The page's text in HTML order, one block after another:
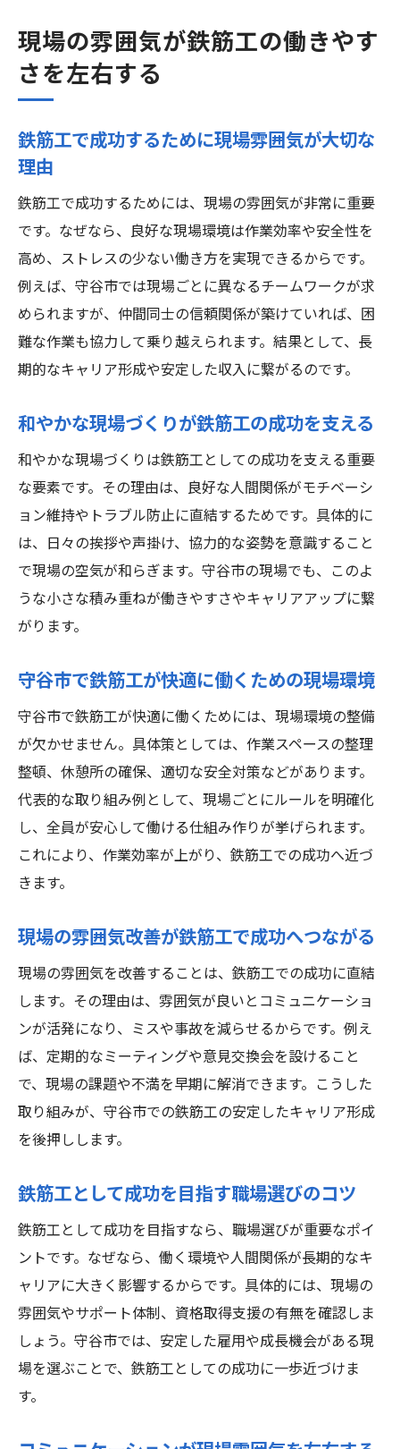
現場の雰囲気が鉄筋工の働きやす
さを左右する
鉄筋工で成功するために現場雰囲気が大切な
理由
鉄筋工で成功するためには、現場の雰囲気が非常に重要
です。なぜなら、良好な現場環境は作業効率や安全性を
高め、ストレスの少ない働き方を実現できるからです。
例えば、守谷市では現場ごとに異なるチームワークが求
められますが、仲間同士の信頼関係が築けていれば、困
難な作業も協力して乗り越えられます。結果として、長
期的なキャリア形成や安定した収入に繋がるのです。
和やかな現場づくりが鉄筋工の成功を支える
和やかな現場づくりは鉄筋工としての成功を支える重要
な要素です。その理由は、良好な人間関係がモチベーシ
ョン維持やトラブル防止に直結するためです。具体的に
は、日々の挨拶や声掛け、協力的な姿勢を意識すること
で現場の空気が和らぎます。守谷市の現場でも、このよ
うな小さな積み重ねが働きやすさやキャリアアップに繋
がります。
守谷市で鉄筋工が快適に働くための現場環境
守谷市で鉄筋工が快適に働くためには、現場環境の整備
が欠かせません。具体策としては、作業スペースの整理
整頓、休憩所の確保、適切な安全対策などがあります。
代表的な取り組み例として、現場ごとにルールを明確化
し、全員が安心して働ける仕組み作りが挙げられます。
これにより、作業効率が上がり、鉄筋工での成功へ近づ
きます。
現場の雰囲気改善が鉄筋工で成功へつながる
現場の雰囲気を改善することは、鉄筋工での成功に直結
します。その理由は、雰囲気が良いとコミュニケーショ
ンが活発になり、ミスや事故を減らせるからです。例え
ば、定期的なミーティングや意見交換会を設けること
で、現場の課題や不満を早期に解消できます。こうした
取り組みが、守谷市での鉄筋工の安定したキャリア形成
を後押しします。
鉄筋工として成功を目指す職場選びのコツ
鉄筋工として成功を目指すなら、職場選びが重要なポイ
ントです。なぜなら、働く環境や人間関係が長期的なキ
ャリアに大きく影響するからです。具体的には、現場の
雰囲気やサポート体制、資格取得支援の有無を確認しま
しょう。守谷市では、安定した雇用や成長機会がある現
場を選ぶことで、鉄筋工としての成功に一歩近づけま
す。